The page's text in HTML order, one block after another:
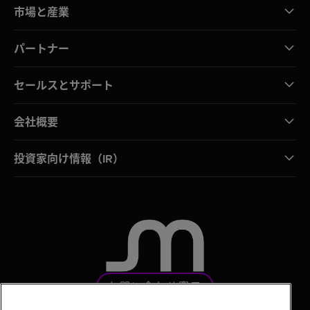
市場と産業
パートナー
セールスとサポート
会社概要
投資家向け情報（IR）
お問い合わせ窓口